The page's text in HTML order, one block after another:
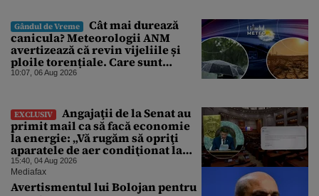
Gândul de Vreme
Cât mai durează
canicula? Meteorologii ANM
avertizează că revin vijeliile și
ploile torențiale. Care sunt
zonele vizate, începând chiar de
10:07, 06 Aug 2026
EXCLUSIV
Angajaţii de la Senat au
primit mail ca să facă economie
la energie: „Vă rugăm să opriţi
aparatele de aer condiţionat la
sfârşitul programului”
15:40, 04 Aug 2026
Mediafax
Avertismentul lui Bolojan pentru